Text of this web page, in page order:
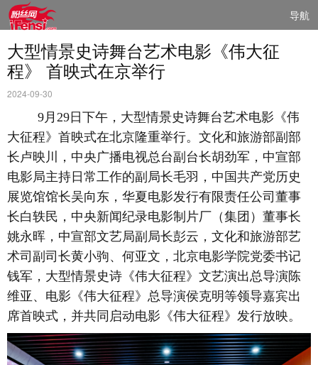
导航
大型情景史诗舞台艺术电影《伟大征
程》 首映式在京举行
2024-09-30
9月29日下午，大型情景史诗舞台艺术电影《伟
大征程》首映式在北京隆重举行。文化和旅游部副部
长卢映川，中央广播电视总台副台长胡劲军，中宣部
电影局主持日常工作的副局长毛羽，中国共产党历史
展览馆馆长吴向东，华夏电影发行有限责任公司董事
长白轶民，中央新闻纪录电影制片厂（集团）董事长
姚永晖，中宣部文艺局副局长彭云，文化和旅游部艺
术司副司长黄小驹、何亚文，北京电影学院党委书记
钱军，大型情景史诗《伟大征程》文艺演出总导演陈
维亚、电影《伟大征程》总导演侯克明等领导嘉宾出
席首映式，并共同启动电影《伟大征程》发行放映。